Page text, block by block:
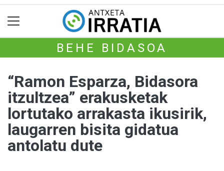
BEHE BIDASOA
“Ramon Esparza, Bidasora
itzultzea” erakusketak
lortutako arrakasta ikusirik,
laugarren bisita gidatua
antolatu dute